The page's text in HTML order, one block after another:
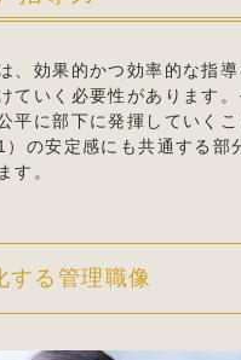
、効果的かつ効率的な指
ていく必要性があります
平に部下に発揮していく
）の安定感にも共通する部
す。
する管理職像